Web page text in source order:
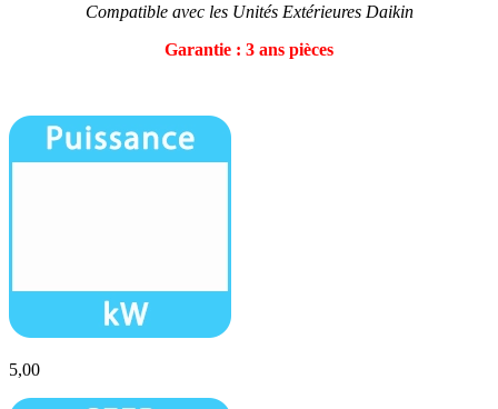
Compatible avec les Unités Extérieures Daikin
Garantie : 3 ans pièces
5,00